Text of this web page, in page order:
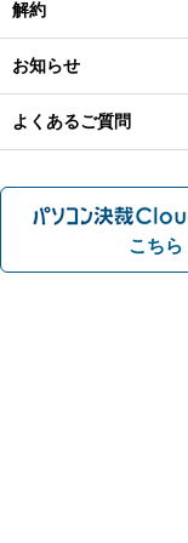
解約
お知らせ
よくあるご質問
こちら